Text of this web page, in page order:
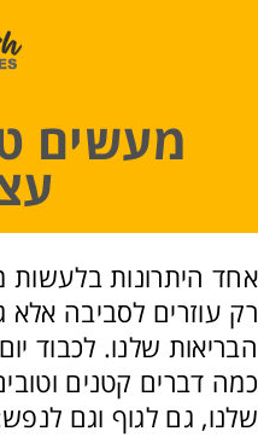
מעשים
אחד היתרונות
רק עוזרים לסביבה
הבריאות שלנו. לכבוד
כמה דברים קטנים
שלנו, גם לגוף וגם